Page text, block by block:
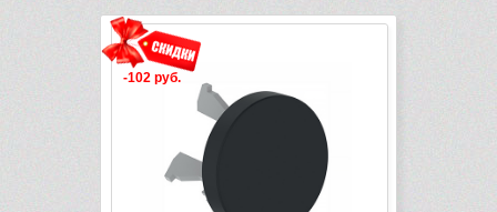
-102 руб.